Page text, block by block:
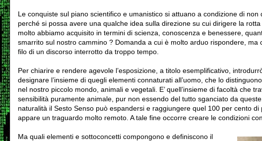
Le conquiste sul piano scientifico e umanistico si attuano a condizione di non
perché si possa avere una qualche idea sulla direzione su cui dirigere la
molto abbiamo acquisito in termini di scienza, conoscenza e benessere,
smarrito sul nostro cammino ? Domanda a cui è molto arduo rispondere, ma
filo di un discorso interrotto da troppo tempo.
Per chiarire e rendere agevole l’esposizione, a titolo esemplificativo,
designare l’insieme di quegli elementi connaturati all’uomo, che lo
nel nostro piccolo mondo, animali e vegetali. E’ quell’insieme di facoltà che
sensibilità puramente animale, pur non essendo del tutto sganciato da
naturalità il Sesto Senso può espandersi e raggiungere quel 100 per cento
appare un traguardo molto remoto. A tale fine occorre creare le condizioni
Ma quali elementi e sottoconcetti compongono e definiscono il